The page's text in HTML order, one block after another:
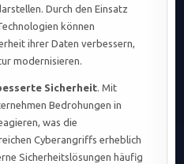
Durch den Einsatz
können
ihrer Daten verbessern,
modernisieren.
Sicherheit. Mit
Bedrohungen in
was die
Cyberangriffs erheblich
Sicherheitslösungen häufig